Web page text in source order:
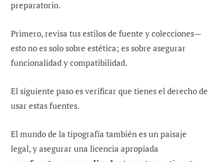
preparatorio.
Primero, revisa tus estilos de fuente y colecciones—
esto no es solo sobre estética; es sobre asegurar
funcionalidad y compatibilidad.
El siguiente paso es verificar que tienes el derecho de
usar estas fuentes.
El mundo de la tipografía también es un paisaje
legal, y asegurar una licencia apropiada